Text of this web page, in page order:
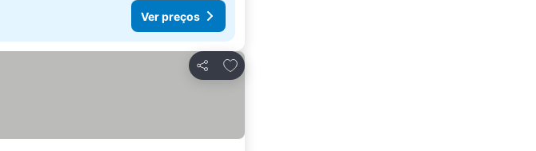
Ver preços
Partilhar
Adicionar aos favoritos